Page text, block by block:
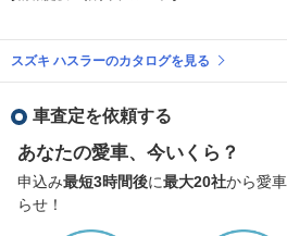
スズキ ハスラーのカタログを見る
車査定を依頼する
あなたの愛車、今いくら？
申込み最短3時間後に最大20社から愛
らせ！